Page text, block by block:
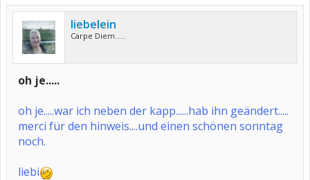
liebelein
Carpe Diem.....
oh je.....
oh je.....war ich neben der kapp......hab ihn geändert.....
merci für den hinweis....und einen schönen sonntag
noch.
liebi